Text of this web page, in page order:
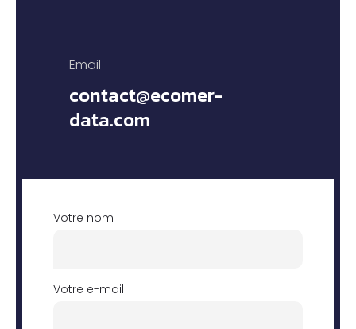
Email
contact@ecomer-
data.com
Votre nom
Votre e-mail